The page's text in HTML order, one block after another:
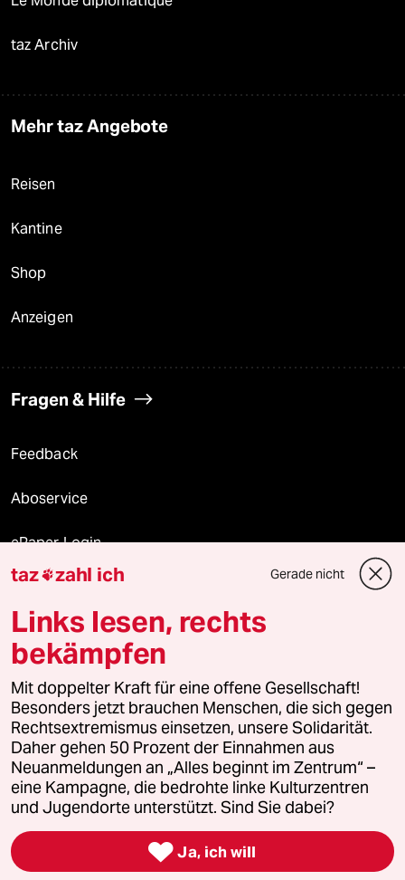
taz Archiv
Mehr taz Angebote
Reisen
Kantine
Shop
Anzeigen
Fragen & Hilfe
Feedback
Aboservice
ePaper Login
Downloads für Abonnierende
© 2026 taz Verlags und Vertriebs GmbH
Alle Rechte vorbehalten. Bei rechtlichen Fragen oder für Genehmigungen
wenden Sie sich bitte an
lizenzen@taz.de
Feedback Redaktionsstatut Kommune-Richtlinien
Leitlinie Informant Datenschutz Impressum AGB
Seitenwende Einwilligungen widerrufen (Ads)
taz zahl ich Gerade nicht
Links lesen, rechts
bekämpfen
Mit doppelter Kraft für eine offene Gesellschaft!
Besonders jetzt brauchen Menschen, die sich gegen
Rechtsextremismus einsetzen, unsere Solidarität.
Daher gehen 50 Prozent der Einnahmen aus
Neuanmeldungen an „Alles beginnt im Zentrum“ –
eine Kampagne, die bedrohte linke Kulturzentren
und Jugendorte unterstützt. Sind Sie dabei?
 Ja, ich will